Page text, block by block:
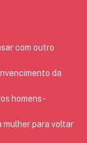
com outro
da
homens -
mulher para voltar